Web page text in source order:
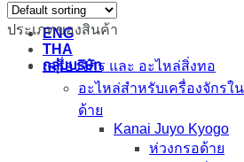
ENG
THA
กลุ่มบริษัท
ประเภทของสินค้า
เครื่องจักร และ อะไหล่สิ่งทอ
อะไหล่สำหรับเครื่องจักรใ
ด้าย
Kanai Juyo Kyogo
ห่วงกรอด้าย